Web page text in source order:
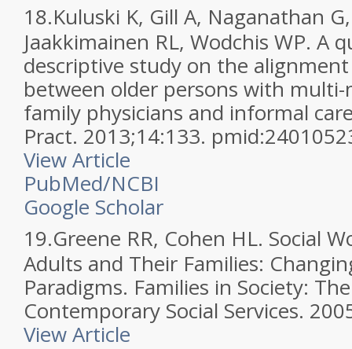
18.Kuluski K, Gill A, Naganathan
Jaakkimainen RL, Wodchis WP. A
descriptive study on the
between older persons with
family physicians and informal
Pract. 2013;14:133.
View Article
PubMed/NCBI
Google Scholar
19.Greene RR, Cohen HL. Social
Adults and Their Families:
Paradigms. Families in Society:
Contemporary Social Services.
View Article